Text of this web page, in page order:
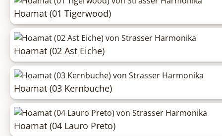
Hoamat (01 Tigerwood)
Hoamat (02 Ast Eiche)
Hoamat (03 Kernbuche)
Hoamat (04 Lauro Preto)